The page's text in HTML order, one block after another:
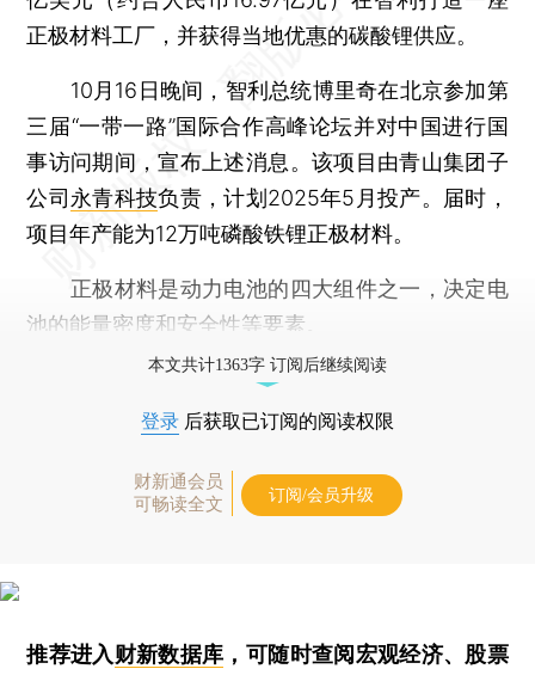
正极材料工厂，并获得当地优惠的碳酸锂供应。
10月16日晚间，智利总统博里奇在北京参加第
三届“一带一路”国际合作高峰论坛并对中国进行国
事访问期间，宣布上述消息。该项目由青山集团子
公司 永青科技负责，计划2025年5月投产。届时，
项目年产能为12万吨磷酸铁锂正极材料。
正极材料是动力电池的四大组件之一，决定电
池的能量密度和安全性等要素。
本文共计1363字 订阅后继续阅读
登录 后获取已订阅的阅读权限
财新通会员
可畅读全文
订阅/会员升级
推荐进入财新数据库 ，可随时查阅宏观经济、股票